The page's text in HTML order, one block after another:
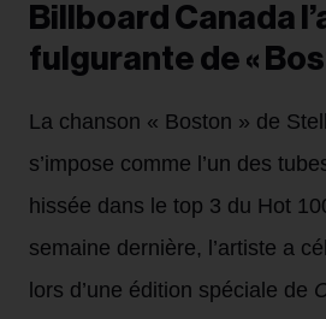
Billboard Canada
fulgurante de «
La chanson « Boston » de
s’impose comme l’un des
hissée dans le top 3 du Hot
semaine dernière, l’artiste a
lors d’une édition spéciale de